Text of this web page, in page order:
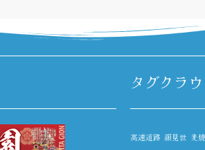
タグクラウ
高速道路 顔見世 麦